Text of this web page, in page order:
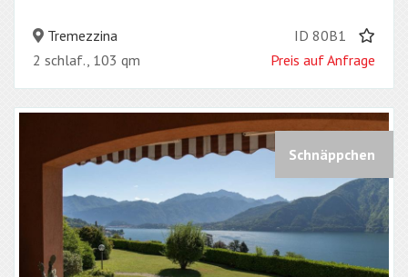
Tremezzina
ID 80B1
2 schlaf., 103 qm
Preis auf Anfrage
Schnäppchen